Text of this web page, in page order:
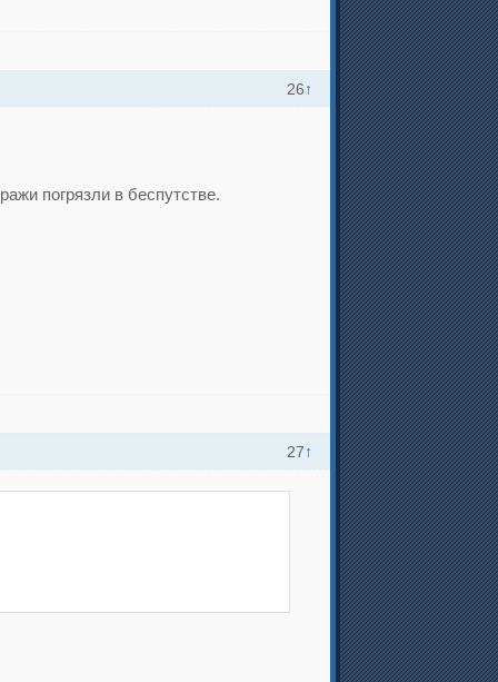
26↑
погрязли в беспутстве.
27↑